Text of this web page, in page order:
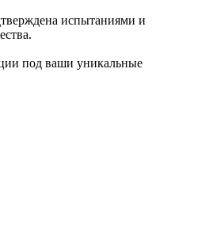
испытаниями и
под ваши уникальные